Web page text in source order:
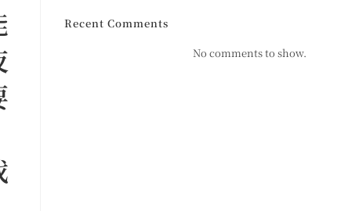
Recent Comments
No comments to show.